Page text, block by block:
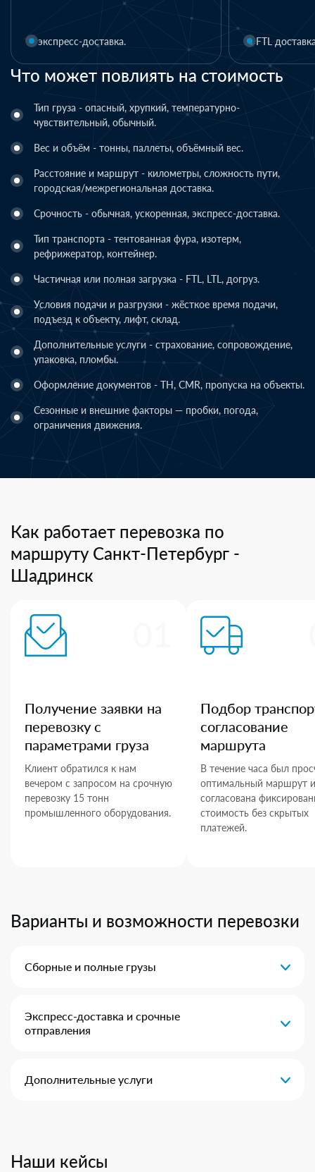
Что может повлиять на стоимость
Тип груза - опасный, хрупкий, температурно-
чувствительный, обычный.
Вес и объём - тонны, паллеты, объёмный вес.
Расстояние и маршрут - километры, сложность пути,
городская/межрегиональная доставка.
Срочность - обычная, ускоренная, экспресс-доставка.
Тип транспорта - тентованная фура, изотерм,
рефрижератор, контейнер.
Частичная или полная загрузка - FTL, LTL, догруз.
Условия подачи и разгрузки - жёсткое время подачи,
подъезд к объекту, лифт, склад.
Дополнительные услуги - страхование, сопровождение,
упаковка, пломбы.
Оформление документов - ТН, CMR, пропуска на объекты.
Сезонные и внешние факторы — пробки, погода,
ограничения движения.
FTL доставка LTL
Как работает перевозка по
маршруту Санкт-Петербург -
Шадринск
Получение заявки на
перевозку с
параметрами груза
Клиент обратился к нам
вечером с запросом на срочную
перевозку 15 тонн
промышленного оборудования.
Подбор
согласование
маршрута
В течение часа был
оптимальный маршрут и
согласована
стоимость без скрытых
платежей.
Варианты и возможности перевозки
Сборные и полные грузы
Экспресс-доставка и срочные
отправления
Дополнительные услуги
Наши кейсы